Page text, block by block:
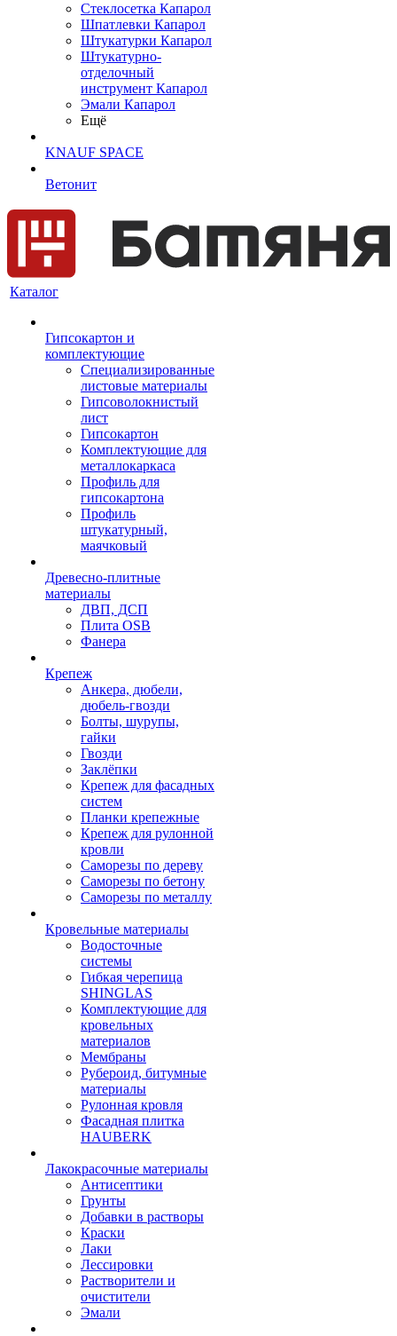
Cтеклосетка Капарол
Шпатлевки Капарол
Штукатурки Капарол
Штукатурно-
отделочный
инструмент Капарол
Эмали Капарол
Ещё
KNAUF SPACE
Ветонит
Каталог
Гипсокартон и
комплектующие
Специализированные
листовые материалы
Гипсоволокнистый
лист
Гипсокартон
Комплектующие для
металлокаркаса
Профиль для
гипсокартона
Профиль
штукатурный,
маячковый
Древесно-плитные
материалы
ДВП, ДСП
Плита OSB
Фанера
Крепеж
Анкера, дюбели,
дюбель-гвозди
Болты, шурупы,
гайки
Гвозди
Заклёпки
Крепеж для фасадных
систем
Планки крепежные
Крепеж для рулонной
кровли
Саморезы по дереву
Саморезы по бетону
Саморезы по металлу
Кровельные материалы
Водосточные
системы
Гибкая черепица
SHINGLAS
Комплектующие для
кровельных
материалов
Мембраны
Рубероид, битумные
материалы
Рулонная кровля
Фасадная плитка
HAUBERK
Лакокрасочные материалы
Антисептики
Грунты
Добавки в растворы
Краски
Лаки
Лессировки
Растворители и
очистители
Эмали